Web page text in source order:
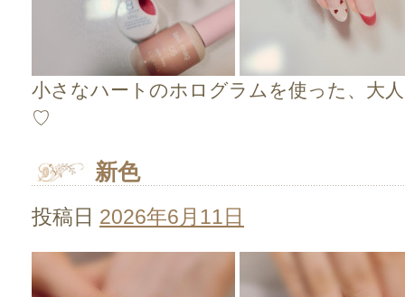
小さなハートのホログラムを使った、大
♡
新色
投稿日 2026年6月11日